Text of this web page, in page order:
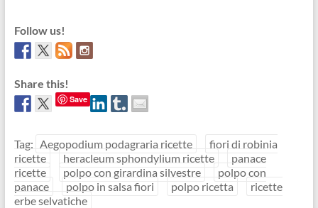
Follow us!
Share this!
Save
Tag: Aegopodium podagraria ricette
fiori di robinia
ricette
heracleum sphondylium ricette
panace
ricette
polpo con girardina silvestre
polpo con
panace
polpo in salsa fiori polpo ricetta
ricette
erbe selvatiche